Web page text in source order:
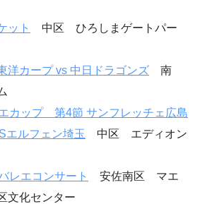
ット
中区 ひろしまゲートパー
カープ vs 中日ドラゴンズ 南
カップ 第4節 サンフレッチェ広島
エルフェン埼玉
中区 エディオン
レエコンサート
安佐南区 マエ
文化センター